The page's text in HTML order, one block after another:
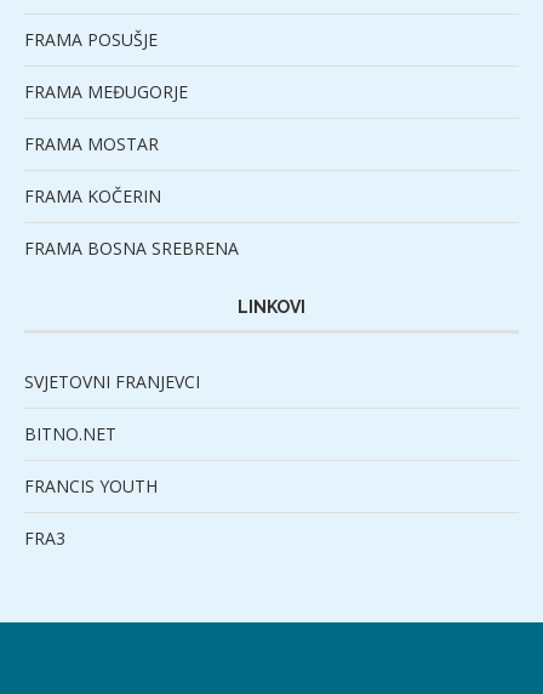
FRAMA POSUŠJE
FRAMA MEĐUGORJE
FRAMA MOSTAR
FRAMA KOČERIN
FRAMA BOSNA SREBRENA
LINKOVI
SVJETOVNI FRANJEVCI
BITNO.NET
FRANCIS YOUTH
FRA3